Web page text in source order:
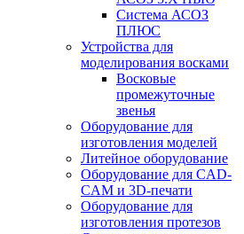
Система АСОЗ
ПЛЮС
Устройства для
моделирования восками
Восковые
промежуточные
звенья
Оборудование для
изготовления моделей
Литейное оборудование
Оборудование для CAD-
CAM и 3D-печати
Оборудование для
изготовления протезов